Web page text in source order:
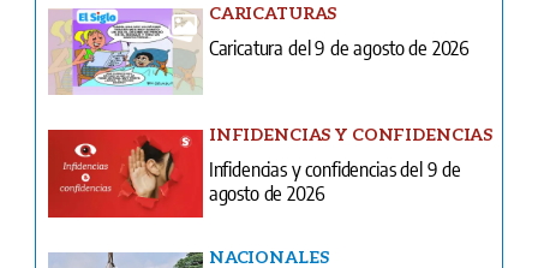
CARICATURAS
Caricatura del 9 de agosto de 2026
INFIDENCIAS Y CONFIDENCIAS
Infidencias y confidencias del 9 de
agosto de 2026
NACIONALES